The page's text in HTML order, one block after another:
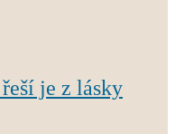
je z lásky